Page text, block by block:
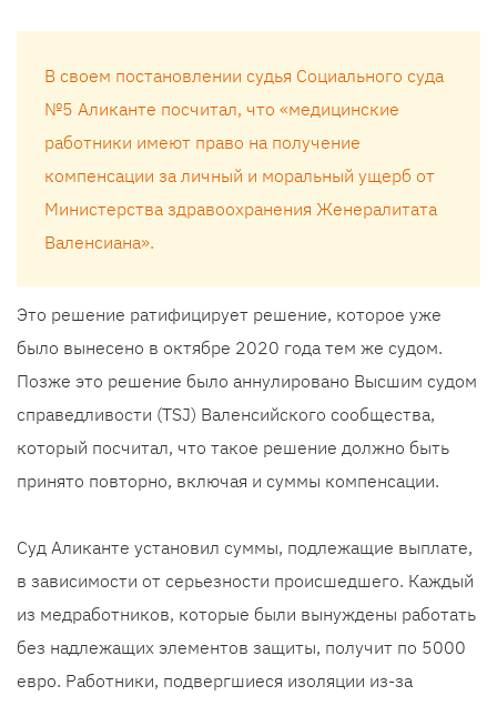
В своем постановлении судья Социального суда
№5 Аликанте посчитал, что «медицинские
работники имеют право на получение
компенсации за личный и моральный ущерб от
Министерства здравоохранения Женералитата
Валенсиана».
Это решение ратифицирует решение, которое уже
было вынесено в октябре 2020 года тем же судом.
Позже это решение было аннулировано Высшим судом
справедливости (TSJ) Валенсийского сообщества,
который посчитал, что такое решение должно быть
принято повторно, включая и суммы компенсации.
Суд Аликанте установил суммы, подлежащие выплате,
в зависимости от серьезности происшедшего. Каждый
из медработников, которые были вынуждены работать
без надлежащих элементов защиты, получит по 5000
евро. Работники, подвергшиеся изоляции из-за